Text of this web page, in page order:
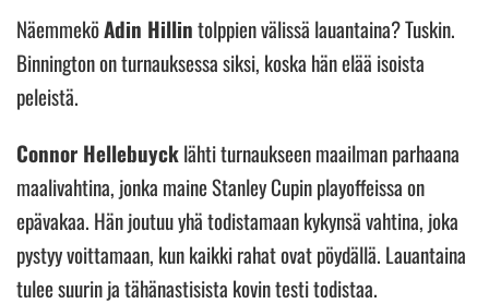
NäemmeköAdin Hillintolppien välissä lauantaina? Tuskin.
Binnington on turnauksessa siksi, koska hän elää isoista
peleistä.
Connor Hellebuycklähti turnaukseen maailman parhaana
maalivahtina, jonka maine Stanley Cupin playoffeissa on
epävakaa. Hän joutuu yhä todistamaan kykynsä vahtina, joka
pystyy voittamaan, kun kaikki rahat ovat pöydällä. Lauantaina
tulee suurin ja tähänastisista kovin testi todistaa.